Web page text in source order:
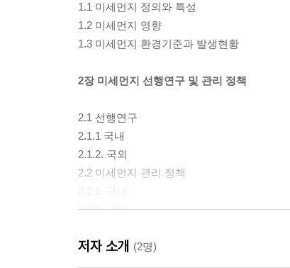
1.1 미세먼지 정의와 특성
1.2 미세먼지 영향
1.3 미세먼지 환경기준과 발생현황
2장 미세먼지 선행연구 및 관리 정책
2.1 선행연구
2.1.1 국내
2.1.2. 국외
2.2 미세먼지 관리 정책
2.2.2. 국외
3장 도로 재비산먼지 특성과 관리
저자 소개 (2명)